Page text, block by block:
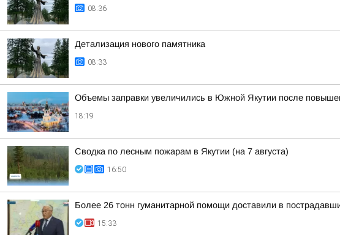
08:36
Детализация нового памятника
08:33
Объемы заправки увеличились в Южной Якутии после
18:19
Сводка по лесным пожарам в Якутии (на 7 августа)
16:50
Более 26 тонн гуманитарной помощи доставили в
15:33